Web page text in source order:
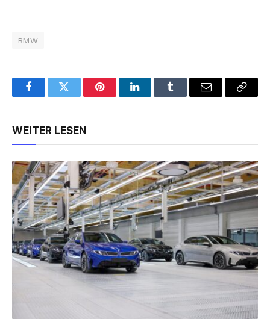
BMW
FacebookTwitter PinterestLinkedInTumblr Email
Copy
WEITER LESEN